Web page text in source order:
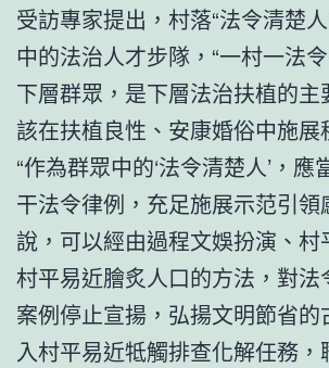
受訪專家提出，村落“法令清楚
中的法治人才步隊，“一村一法
下層群眾，是下層法治扶植的主
該在扶植良性、安康婚俗中施展
“作為群眾中的‘法令清楚人’，
干法令律例，充足施展示范引領
說，可以經由過程文娛扮演、村
村平易近膾炙人口的方法，對法
案例停止宣揚，弘揚文明節省
入村平易近牴觸排查化解任務，